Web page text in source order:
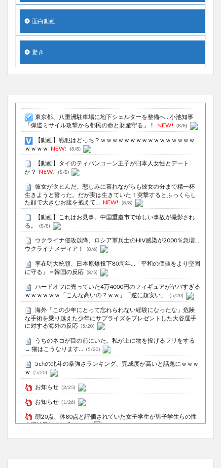
面白動画
驚き
東京都、八重洲駐車場に地下シェルターを整備へ…小池知事
「弾道ミサイル攻撃から都民の命と財産守る」！
NEW! (8/8)
【動画】戦犯はどっち？ｗｗｗｗｗｗｗｗｗｗｗｗｗｗｗｗ
ｗｗｗｗ NEW! (8/8)
【動画】タイのティパンコーン王子が日本人女性とデート
か？ NEW! (8/8)
彼女がタヒんだ。悲しみに暮れながらも彼女の分まで精一杯
生きようと誓った。だが実は生きていた！突撃するとふっくらし
た顔で大きなお腹を抱えて... NEW! (8/8)
【動画】これはお見事。中国重慶市で珍しい事故が撮影され
る。
(8/8)
ウクライナ侵攻以降、ロシア軍兵士のHIV感染が2000％急増…
ウクライナメディア！
(8/6)
李在明大統領、日本原爆投下80周年…「平和の価値をより堅固
に守る」＝韓国の反応 (8/5)
ハードオフに売っていた4万4000円のフィギュアがヤバすぎる
ｗｗｗｗｗｗ「こんな高いの？ｗｗ」「逆に超安い」
(5/20)
海外「この少年にとって忘れられない経験になったな」危険
な手術を乗り越えた少年にサプライズをプレゼントした大谷選手
に対する海外の反応 (5/20)
うちのネコが目の前にいた。私が上に物を投げるフリをする
→ 猫はこうなります…
(5/20)
5chの北斗の拳強さランキング、完成度が高いと話題にｗｗｗ
ｗ
(5/20)
お知らせ (3/25)
お知らせ (1/26)
顔20点、体80点と評価されていた女子学生が男子学生らの性
の捌け口にされる (12/26)
【中国】処理水の問題化狙うも不発？ASEAN関連会合で賛同